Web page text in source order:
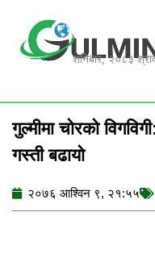
content
शनिबार, २०८३
गुल्मीमा चोरको
गस्ती बढायो
२०७६ आश्विन ९, २१:५५